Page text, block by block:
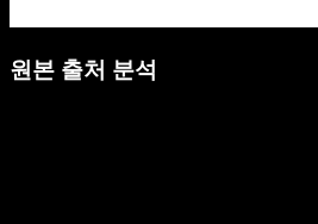
원본 출처 분석